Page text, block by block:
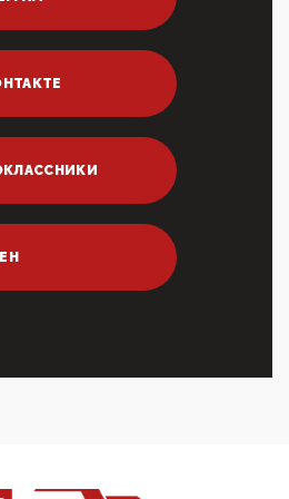
вернуться на родину.
СБП это первый шаг из
ИНН при любых
менеджменту в 15
2025 года превысило 63
вальяжно сообщил,
Киев не наносить удары по
пользуются аккаунтами на